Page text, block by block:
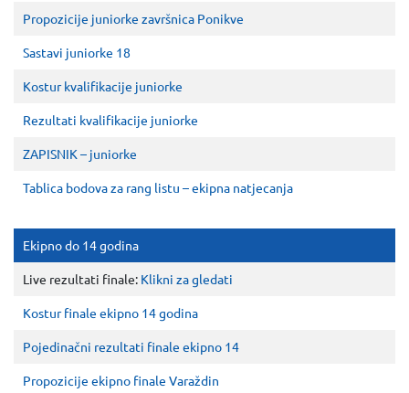
Propozicije juniorke završnica Ponikve
Sastavi juniorke 18
Kostur kvalifikacije juniorke
Rezultati kvalifikacije juniorke
ZAPISNIK – juniorke
Tablica bodova za rang listu – ekipna natjecanja
Ekipno do 14 godina
Live rezultati finale: Klikni za gledati
Kostur finale ekipno 14 godina
Pojedinačni rezultati finale ekipno 14
Propozicije ekipno finale Varaždin